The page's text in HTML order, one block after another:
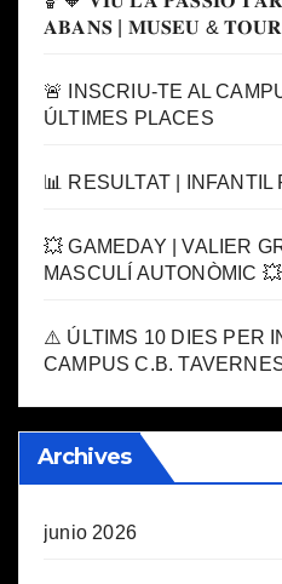
𝐀𝐁𝐀𝐍𝐒 | 𝐌𝐔𝐒𝐄𝐔 &
🚨 INSCRIU-TE AL
ÚLTIMES PLACES
📊 RESULTAT | INFANTIL
💥 GAMEDAY | VALIER
MASCULÍ AUTONÒMIC 💥
⚠️ ÚLTIMS 10 DIES PER
CAMPUS C.B.
Archives
junio 2026